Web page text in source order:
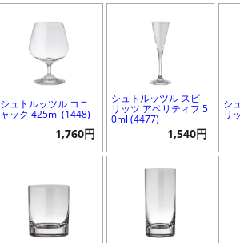
シュトルッツル コニ
ャック 425ml (1448)
1,760円
シュトルッツル スピ
リッツ アペリティフ 5
0ml (4477)
1,540円
シ
リ